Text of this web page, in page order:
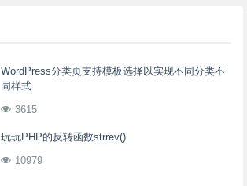
WordPress分类页支持模板选择以实现不同分类不
同样式
3615
玩玩PHP的反转函数strrev()
10979